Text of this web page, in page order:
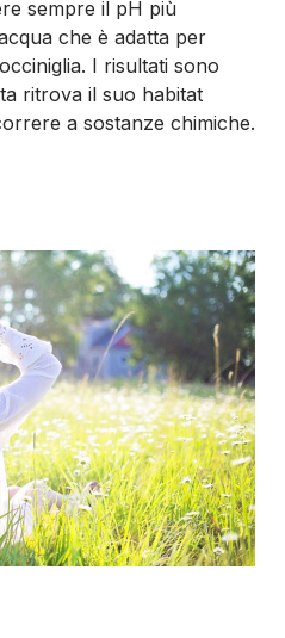
sempre il pH più
che è adatta per
I risultati sono
ritrova il suo habitat
a sostanze chimiche.